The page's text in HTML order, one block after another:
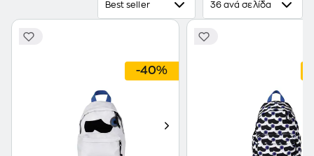
Best seller 36 ανά σελίδα
-40%